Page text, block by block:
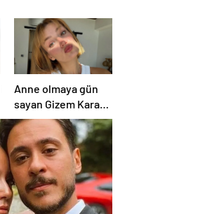
Anne olmaya gün
sayan Gizem Karaca
heyecanını paylaştı!
“Senelerdir annelik
yapıyorum ama bu
sene farklı…”